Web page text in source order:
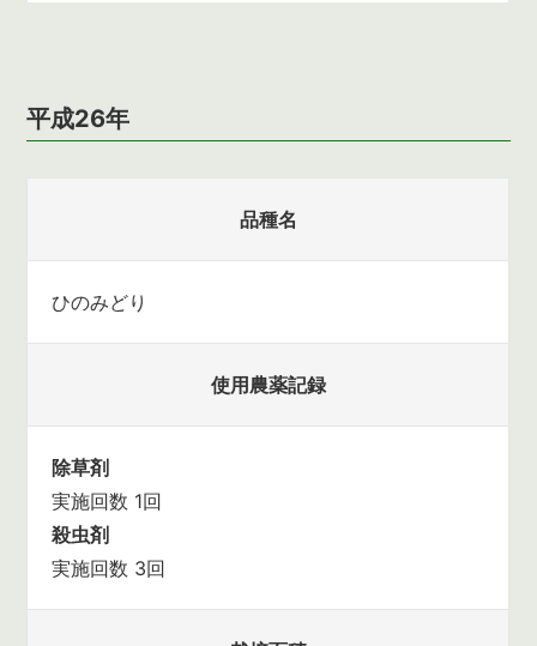
平成26年
品種名
ひのみどり
使用農薬記録
除草剤
実施回数 1回
殺虫剤
実施回数 3回